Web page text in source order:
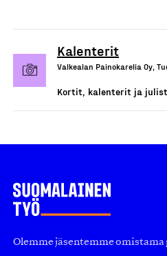
Kalenterit
Valkealan Painokarelia Oy,
Kortit, kalenterit ja
Olemme jäsentemme